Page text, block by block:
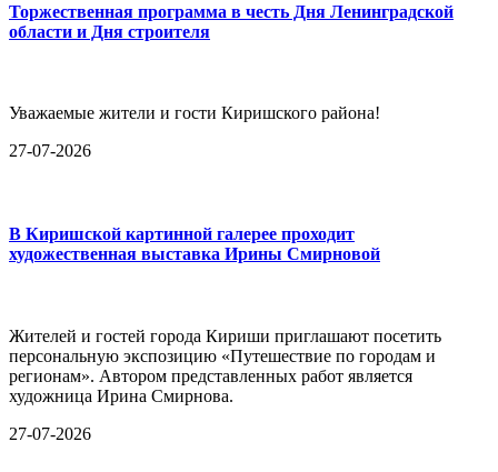
Торжественная программа в честь Дня Ленинградской
области и Дня строителя
Уважаемые жители и гости Киришского района!
27-07-2026
В Киришской картинной галерее проходит
художественная выставка Ирины Смирновой
Жителей и гостей города Кириши приглашают посетить
персональную экспозицию «Путешествие по городам и
регионам». Автором представленных работ является
художница Ирина Смирнова.
27-07-2026